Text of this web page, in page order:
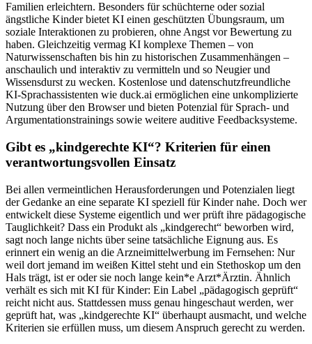
Familien erleichtern. Besonders für schüchterne oder sozial
ängstliche Kinder bietet KI einen geschützten Übungsraum, um
soziale Interaktionen zu probieren, ohne Angst vor Bewertung zu
haben. Gleichzeitig vermag KI komplexe Themen – von
Naturwissenschaften bis hin zu historischen Zusammenhängen –
anschaulich und interaktiv zu vermitteln und so Neugier und
Wissensdurst zu wecken. Kostenlose und datenschutzfreundliche
KI-Sprachassistenten wie duck.ai ermöglichen eine unkomplizierte
Nutzung über den Browser und bieten Potenzial für Sprach- und
Argumentationstrainings sowie weitere auditive Feedbacksysteme.
Gibt es „kindgerechte KI“? Kriterien für einen
verantwortungsvollen Einsatz
Bei allen vermeintlichen Herausforderungen und Potenzialen liegt
der Gedanke an eine separate KI speziell für Kinder nahe. Doch wer
entwickelt diese Systeme eigentlich und wer prüft ihre pädagogische
Tauglichkeit? Dass ein Produkt als „kindgerecht“ beworben wird,
sagt noch lange nichts über seine tatsächliche Eignung aus. Es
erinnert ein wenig an die Arzneimittelwerbung im Fernsehen: Nur
weil dort jemand im weißen Kittel steht und ein Stethoskop um den
Hals trägt, ist er oder sie noch lange kein*e Arzt*Ärztin. Ähnlich
verhält es sich mit KI für Kinder: Ein Label „pädagogisch geprüft“
reicht nicht aus. Stattdessen muss genau hingeschaut werden, wer
geprüft hat, was „kindgerechte KI“ überhaupt ausmacht, und welche
Kriterien sie erfüllen muss, um diesem Anspruch gerecht zu werden.